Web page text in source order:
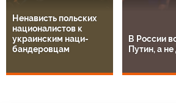
Ненависть польских
националистов к
украинским наци-
бандеровцам
В России
Путин, а не